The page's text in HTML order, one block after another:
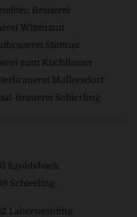
Brauerei
Wittmann
Stöttner
zum Kuchlbauer
Mallersdorf
Brauerei Schierling
Egoldsbach
Schierling
Laberweinting